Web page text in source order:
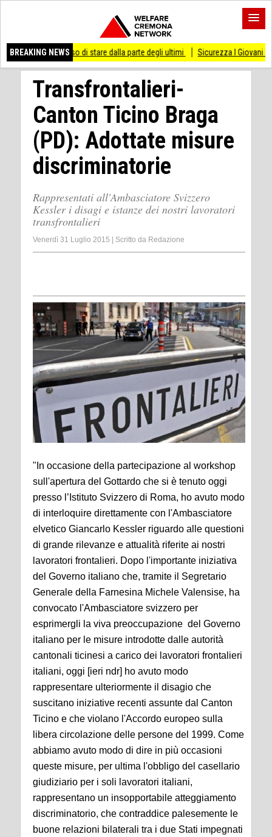
BREAKING NEWS
smesso di stare dalla parte degli ultimi Sicurezza I Giovani Democratici
Transfrontalieri-
Canton Ticino Braga
(PD): Adottate misure
discriminatorie
Rappresentati all'Ambasciatore Svizzero
Kessler i disagi e istanze dei nostri lavoratori
transfrontalieri
Venerdì 31 Luglio 2015 Scritto da Redazione
"In occasione della partecipazione al workshop
sull'apertura del Gottardo che si è tenuto oggi
presso l’Istituto Svizzero di Roma, ho avuto modo
di interloquire direttamente con l'Ambasciatore
elvetico Giancarlo Kessler riguardo alle questioni
di grande rilevanze e attualità riferite ai nostri
lavoratori frontalieri. Dopo l'importante iniziativa
del Governo italiano che, tramite il Segretario
Generale della Farnesina Michele Valensise, ha
convocato l'Ambasciatore svizzero per
esprimergli la viva preoccupazione del Governo
italiano per le misure introdotte dalle autorità
cantonali ticinesi a carico dei lavoratori frontalieri
italiani, oggi [ieri ndr] ho avuto modo
rappresentare ulteriormente il disagio che
suscitano iniziative recenti assunte dal Canton
Ticino e che violano l'Accordo europeo sulla
libera circolazione delle persone del 1999. Come
abbiamo avuto modo di dire in più occasioni
queste misure, per ultima l'obbligo del casellario
giudiziario per i soli lavoratori italiani,
rappresentano un insopportabile atteggiamento
discriminatorio, che contraddice palesemente le
buone relazioni bilaterali tra i due Stati impegnati